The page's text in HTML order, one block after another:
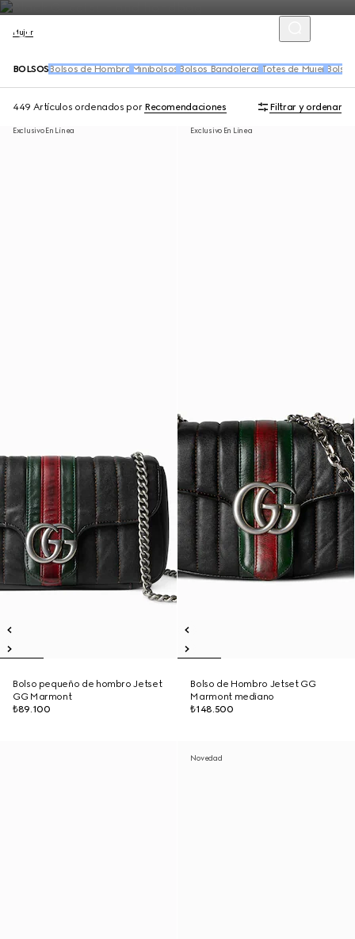
Mujer
BOLSOS Bolsos de Hombro Minibolsos Bolsos Bandoleras Totes de Mujer
449 Artículos ordenados por Recomendaciones Filtrar y ordenar
Exclusivo En Línea
Bolso pequeño de hombro Jetset
GG Marmont
₺89.100
Exclusivo En Línea
Bolso de Hombro Jetset GG
Marmont mediano
₺148.500
Novedad